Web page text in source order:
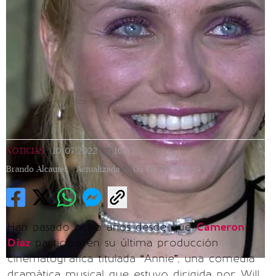
[Publicidad]
NOTICIAS | 10/07/2022 16:02
Brando Alcauter | Actualizada 05/05/2023 10:19
Han pasado ocho años desde queCameron
Diaz participó en su última producción
cinematográfica titulada “Annie”, una comedia